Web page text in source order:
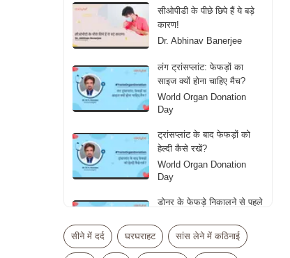
सीओपीडी के पीछे छिपे हैं ये बड़े
कारण!
Dr. Abhinav Banerjee
लंग ट्रांसप्लांट: फेफड़ों का
साइज क्यों होना चाहिए मैच?
World Organ Donation
Day
ट्रांसप्लांट के बाद फेफड़ों को
हेल्दी कैसे रखें?
World Organ Donation
Day
डोनर के फेफड़े निकालने से पहले
World Organ Donation
Day
सीने में दर्द घरघराहट सांस लेने में कठिनाई